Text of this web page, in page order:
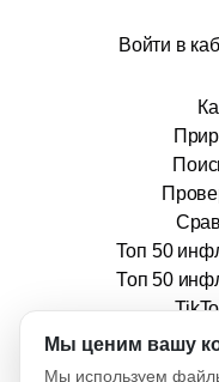
Войти в
Топ 50
Топ 50
Мы ценим вашу
Мы используем